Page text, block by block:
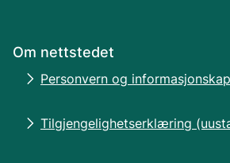
Om nettstedet
Personvern og
Tilgjengelighetserklæring